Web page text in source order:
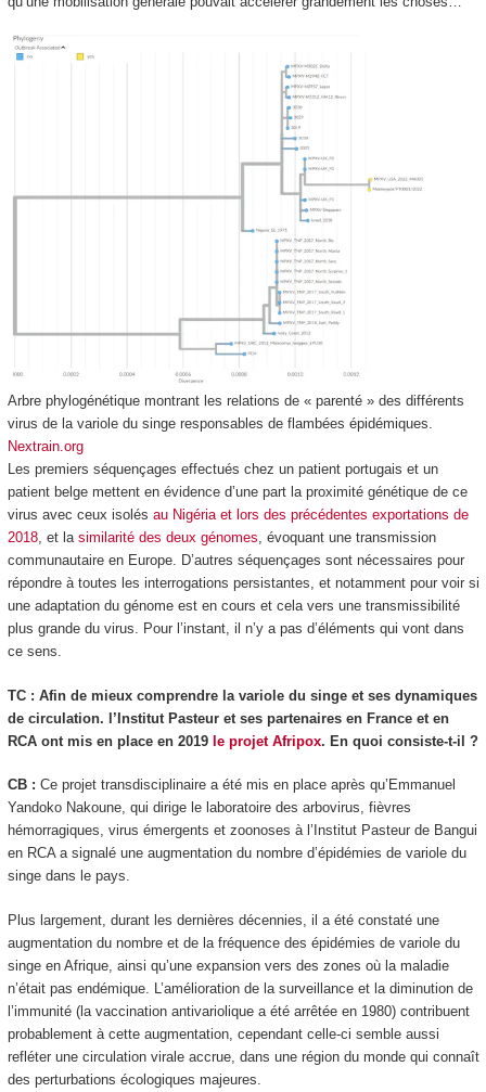
Arbre phylogénétique montrant les relations de « parenté » des différents
virus de la variole du singe responsables de flambées épidémiques.
Nextrain.org
Les premiers séquençages effectués chez un patient portugais et un
patient belge mettent en évidence d’une part la proximité génétique de ce
virus avec ceux isolés au Nigéria et lors des précédentes exportations de
2018, et la similarité des deux génomes, évoquant une transmission
communautaire en Europe. D’autres séquençages sont nécessaires pour
répondre à toutes les interrogations persistantes, et notamment pour voir si
une adaptation du génome est en cours et cela vers une transmissibilité
plus grande du virus. Pour l’instant, il n’y a pas d’éléments qui vont dans
ce sens.
TC : Afin de mieux comprendre la variole du singe et ses dynamiques
de circulation. l’Institut Pasteur et ses partenaires en France et en
RCA ont mis en place en 2019 le projet Afripox. En quoi consiste-t-il ?
CB : Ce projet transdisciplinaire a été mis en place après qu’Emmanuel
Yandoko Nakoune, qui dirige le laboratoire des arbovirus, fièvres
hémorragiques, virus émergents et zoonoses à l’Institut Pasteur de Bangui
en RCA a signalé une augmentation du nombre d’épidémies de variole du
singe dans le pays.
Plus largement, durant les dernières décennies, il a été constaté une
augmentation du nombre et de la fréquence des épidémies de variole du
singe en Afrique, ainsi qu’une expansion vers des zones où la maladie
n’était pas endémique. L’amélioration de la surveillance et la diminution de
l’immunité (la vaccination antivariolique a été arrêtée en 1980) contribuent
probablement à cette augmentation, cependant celle-ci semble aussi
refléter une circulation virale accrue, dans une région du monde qui connaît
des perturbations écologiques majeures.